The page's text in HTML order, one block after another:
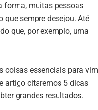
forma, muitas pessoas
que sempre desejou. Até
que, por exemplo, uma
coisas essenciais para vim
artigo citaremos 5 dicas
grandes resultados.